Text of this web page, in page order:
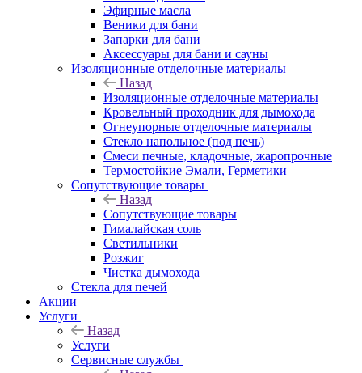
Эфирные масла
Веники для бани
Запарки для бани
Аксессуары для бани и сауны
Изоляционные отделочные материалы
Назад
Изоляционные отделочные материалы
Кровельный проходник для дымохода
Огнеупорные отделочные материалы
Стекло напольное (под печь)
Смеси печные, кладочные, жаропрочные
Термостойкие Эмали, Герметики
Сопутствующие товары
Назад
Сопутствующие товары
Гималайская соль
Светильники
Розжиг
Чистка дымохода
Стекла для печей
Акции
Услуги
Назад
Услуги
Сервисные службы